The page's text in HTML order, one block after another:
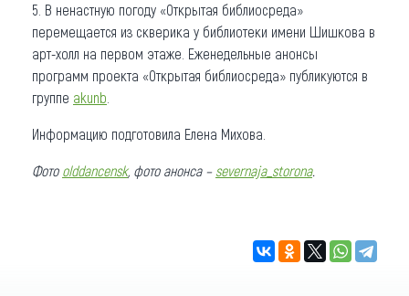
5. В ненастную погоду «Открытая библиосреда»
перемещается из скверика у библиотеки имени Шишкова в
арт-холл на первом этаже. Еженедельные анонсы
программ проекта «Открытая библиосреда» публикуются в
группе akunb
Информацию подготовила Елена Михова.
Фото olddancensk, фото анонса – severnaja_storona.